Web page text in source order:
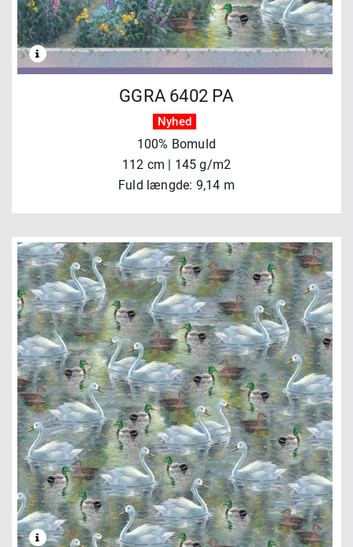
GGRA 6402 PA
Nyhed
100% Bomuld
112 cm | 145 g/m2
Fuld længde: 9,14 m